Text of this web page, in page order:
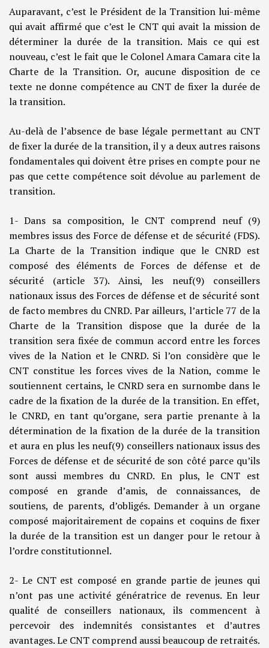
Auparavant, c’est le Président de la Transition lui-même
qui avait affirmé que c’est le CNT qui avait la mission de
déterminer la durée de la transition. Mais ce qui est
nouveau, c’est le fait que le Colonel Amara Camara cite la
Charte de la Transition. Or, aucune disposition de ce
texte ne donne compétence au CNT de fixer la durée de
la transition.
Au-delà de l’absence de base légale permettant au CNT
de fixer la durée de la transition, il y a deux autres raisons
fondamentales qui doivent être prises en compte pour ne
pas que cette compétence soit dévolue au parlement de
transition.
1- Dans sa composition, le CNT comprend neuf (9)
membres issus des Force de défense et de sécurité (FDS).
La Charte de la Transition indique que le CNRD est
composé des éléments de Forces de défense et de
sécurité (article 37). Ainsi, les neuf(9) conseillers
nationaux issus des Forces de défense et de sécurité sont
de facto membres du CNRD. Par ailleurs, l’article 77 de la
Charte de la Transition dispose que la durée de la
transition sera fixée de commun accord entre les forces
vives de la Nation et le CNRD. Si l’on considère que le
CNT constitue les forces vives de la Nation, comme le
soutiennent certains, le CNRD sera en surnombe dans le
cadre de la fixation de la durée de la transition. En effet,
le CNRD, en tant qu’organe, sera partie prenante à la
détermination de la fixation de la durée de la transition
et aura en plus les neuf(9) conseillers nationaux issus des
Forces de défense et de sécurité de son côté parce qu’ils
sont aussi membres du CNRD. En plus, le CNT est
composé en grande d’amis, de connaissances, de
soutiens, de parents, d’obligés. Demander à un organe
composé majoritairement de copains et coquins de fixer
la durée de la transition est un danger pour le retour à
l’ordre constitutionnel.
2- Le CNT est composé en grande partie de jeunes qui
n’ont pas une activité génératrice de revenus. En leur
qualité de conseillers nationaux, ils commencent à
percevoir des indemnités consistantes et d’autres
avantages. Le CNT comprend aussi beaucoup de retraités.